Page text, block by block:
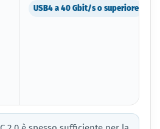
USB4 a 40 Gbit/s o superiore